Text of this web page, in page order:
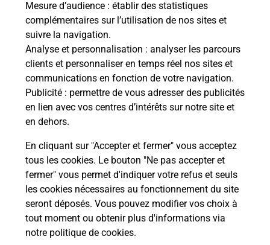
Mesure d’audience : établir des statistiques
complémentaires sur l’utilisation de nos sites et
suivre la navigation.
Analyse et personnalisation : analyser les parcours
clients et personnaliser en temps réel nos sites et
communications en fonction de votre navigation.
Publicité : permettre de vous adresser des publicités
en lien avec vos centres d’intérêts sur notre site et
en dehors.
En cliquant sur "Accepter et fermer" vous acceptez
tous les cookies. Le bouton "Ne pas accepter et
fermer" vous permet d'indiquer votre refus et seuls
les cookies nécessaires au fonctionnement du site
seront déposés. Vous pouvez modifier vos choix à
tout moment ou obtenir plus d'informations via
notre politique de cookies.
Comment La Poste participe-t-elle
à votre sécurité au quotidien ?
Puis-je passer mon code de la route
avec La Poste et sous quelles
conditions ?
Localiser Liste Tarn LES CABANNES